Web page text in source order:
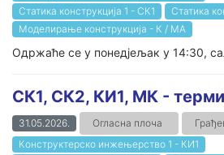
Статика конструкција 1 - СК1
Статика
Моделирање конструкција - К / МА
Одржаће се у понедјељак у 14:30,
СК1, СК2, КИ1, МК -
31.05.2026. Огласна плоча
Конструктерско инжењерство 1 - КИ1